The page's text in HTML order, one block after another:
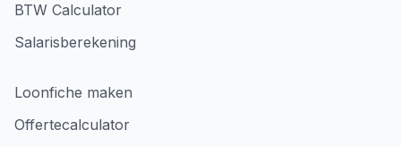
BTW Calculator
Salarisberekening
Loonfiche maken
Offertecalculator